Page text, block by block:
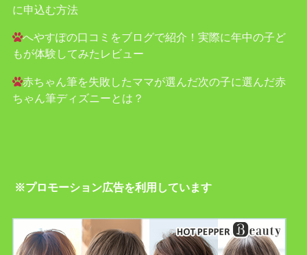
に申込む方法
へやすぽの口コミをブログで紹介！実際に年中の子ど
もが体験してみたレビュー
赤ちゃん筆を失敗したママが選んだ次の子に選んだ赤
ちゃん筆ディズニーとは？
※プロモーション広告を利用しています